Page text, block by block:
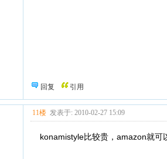
回复 引用
11楼 发表于: 2010-02-27 15:09
konamistyle比较贵，amazon就可